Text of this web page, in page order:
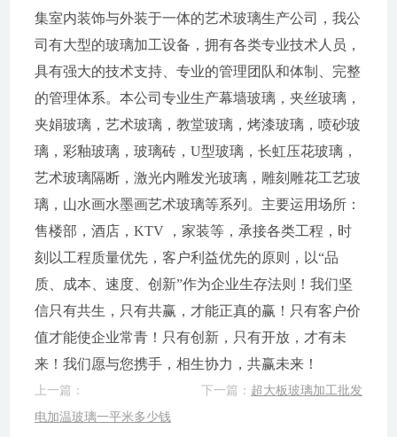
集室内装饰与外装于一体的艺术玻璃生产公司，我公
司有大型的玻璃加工设备，拥有各类专业技术人员，
具有强大的技术支持、专业的管理团队和体制、完整
的管理体系。本公司专业生产幕墙玻璃，夹丝玻璃，
夹娟玻璃，艺术玻璃，教堂玻璃，烤漆玻璃，喷砂玻
璃，彩釉玻璃，玻璃砖，U型玻璃，长虹压花玻璃，
艺术玻璃隔断，激光内雕发光玻璃，雕刻雕花工艺玻
璃，山水画水墨画艺术玻璃等系列。主要运用场所：
售楼部，酒店，KTV ，家装等，承接各类工程，时
刻以工程质量优先，客户利益优先的原则，以“品
质、成本、速度、创新”作为企业生存法则！我们坚
信只有共生，只有共赢，才能正真的赢！只有客户价
值才能使企业常青！只有创新，只有开放，才有未
来！我们愿与您携手，相生协力，共赢未来！
上一篇：
电加温玻璃一平米多少钱
下一篇： 超大板玻璃加工批发